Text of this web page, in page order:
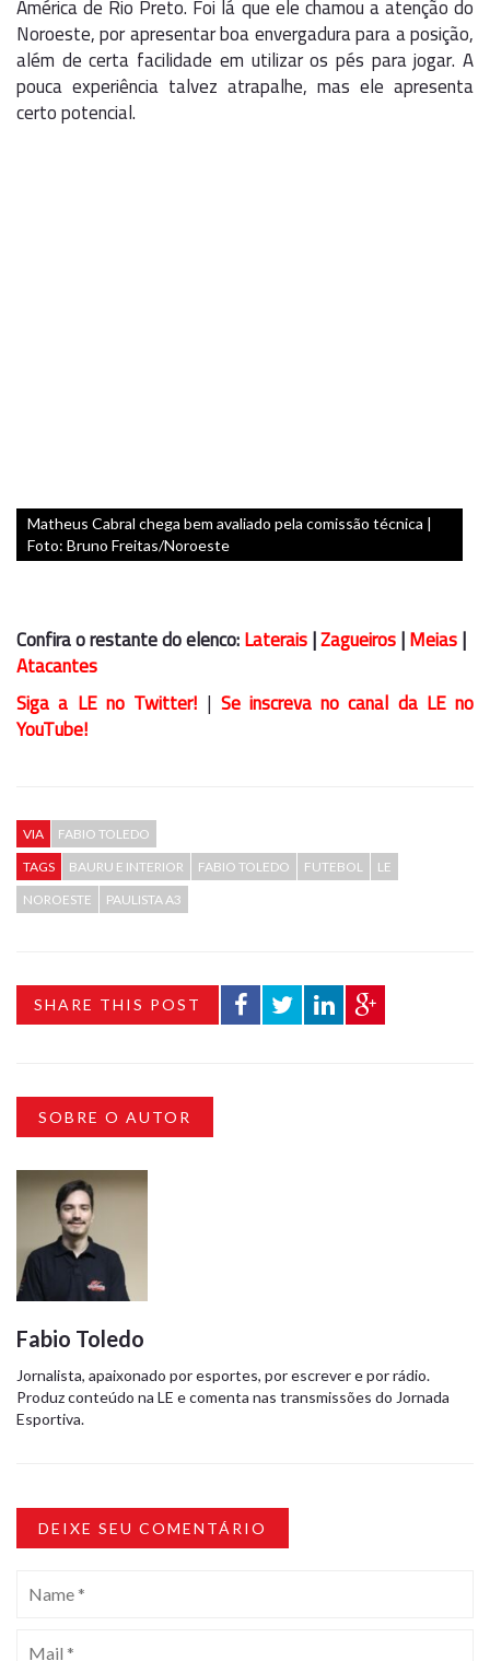
América de Rio Preto. Foi lá que ele chamou a atenção do
Noroeste, por apresentar boa envergadura para a posição,
além de certa facilidade em utilizar os pés para jogar. A
pouca experiência talvez atrapalhe, mas ele apresenta
certo potencial.
Matheus Cabral chega bem avaliado pela comissão técnica |
Foto: Bruno Freitas/Noroeste
Confira o restante do elenco:Laterais|Zagueiros|Meias|
Atacantes
Siga a LE no Twitter! | Se inscreva no canal da LE no
YouTube!
VIA
FABIO TOLEDO
TAGS
BAURU E INTERIOR FABIO TOLEDO FUTEBOL
LE
NOROESTE
PAULISTA A3
SHARE THIS POST
SOBRE O AUTOR
Fabio Toledo
Jornalista, apaixonado por esportes, por escrever e por rádio.
Produz conteúdo na LE e comenta nas transmissões do Jornada
Esportiva.
DEIXE SEU COMENTÁRIO